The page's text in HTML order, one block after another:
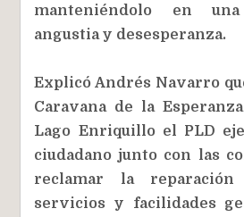
manteniéndolo en
angustia y desesperanza.
Explicó Andrés Navarro
Caravana de la
Lago Enriquillo el PLD
ciudadano junto con las
reclamar la
servicios y facilidades